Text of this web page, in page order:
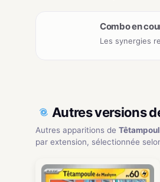
Combo en
Les synergies
Autres versions
Autres apparitions de
par extension, sélectionnée